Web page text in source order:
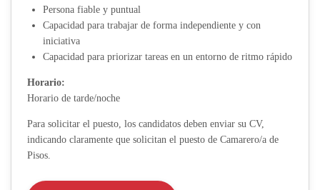
Persona fiable y puntual
Capacidad para trabajar de forma independiente y con
iniciativa
Capacidad para priorizar tareas en un entorno de ritmo rápido
Horario:
Horario de tarde/noche
Para solicitar el puesto, los candidatos deben enviar su CV,
indicando claramente que solicitan el puesto de Camarero/a de
Pisos.